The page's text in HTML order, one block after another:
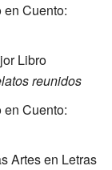
Cuento:
Libro
reunidos
Cuento:
Artes en Letras